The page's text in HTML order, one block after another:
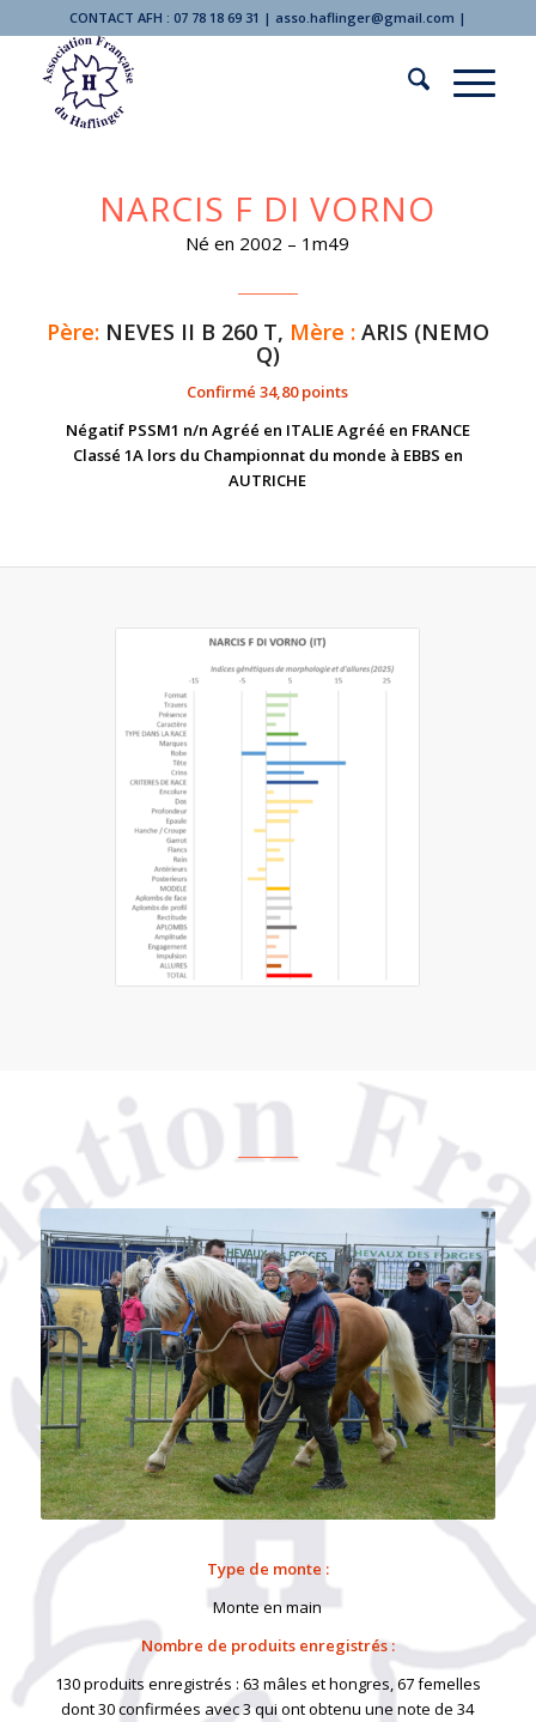
CONTACT AFH : 07 78 18 69 31 | asso.haflinger@gmail.com |
NARCIS F DI VORNO
Né en 2002 – 1m49
Père:NEVES II B 260 T, Mère :ARIS (NEMO
Q)
Confirmé 34,80 points
Négatif PSSM1 n/n Agréé en ITALIE Agréé en FRANCE
Classé 1A lors du Championnat du monde à EBBS en
AUTRICHE
Type de monte :
Monte en main
Nombre de produits enregistrés :
130 produits enregistrés : 63 mâles et hongres, 67 femelles
dont 30 confirmées avec 3 qui ont obtenu une note de 34